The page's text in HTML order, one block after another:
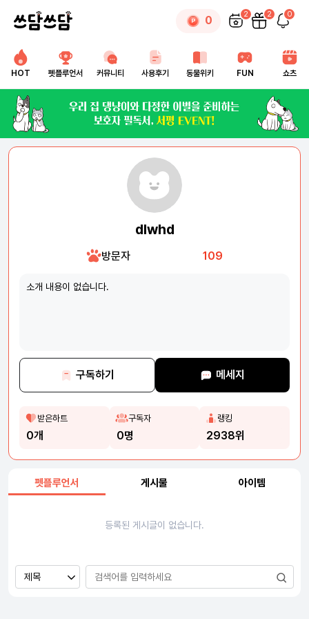
0 2 2 0
HOT 펫플루언서 커뮤니티 사용후기 동물위키 FUN 쇼츠
dlwhd
방문자 109
소개 내용이 없습니다.
구독하기 메세지
받은하트
0개
구독자
0명
랭킹
2938위
펫플루언서 게시물 아이템
등록된 게시글이 없습니다.